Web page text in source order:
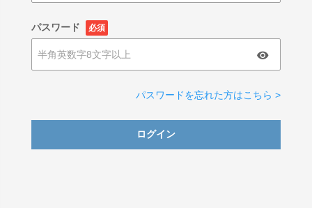
パスワード 必須
パスワードを忘れた方はこちら >
ログイン